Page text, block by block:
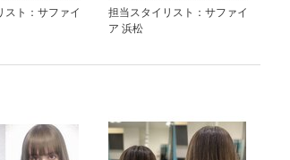
スト：サファイ
担当スタイリスト：サファイ
ア 浜松